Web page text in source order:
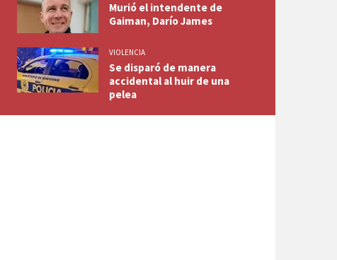
Murió el intendente de
Gaiman, Darío James
VIOLENCIA
Se disparó de manera
accidental al huir de una
pelea